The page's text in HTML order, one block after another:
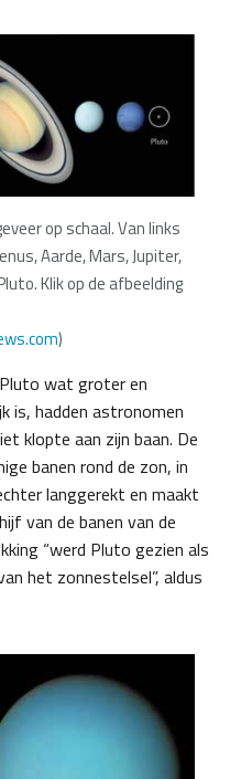
op schaal. Van links
Aarde, Mars, Jupiter,
Klik op de afbeelding
)
wat groter en
is, hadden astronomen
klopte aan zijn baan. De
banen rond de zon, in
langgerekt en maakt
van de banen van de
“werd Pluto gezien als
het zonnestelsel”, aldus